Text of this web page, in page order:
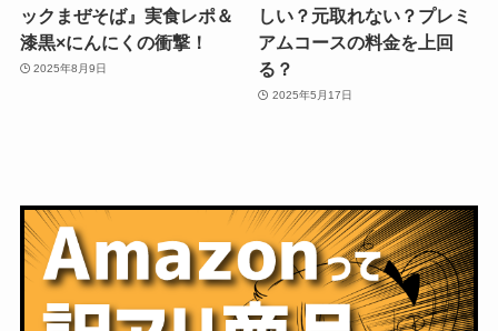
ックまぜそば』実食レポ＆
漆黒×にんにくの衝撃！
2025年8月9日
しい？元取れない？プレミ
アムコースの料金を上回
る？
2025年5月17日